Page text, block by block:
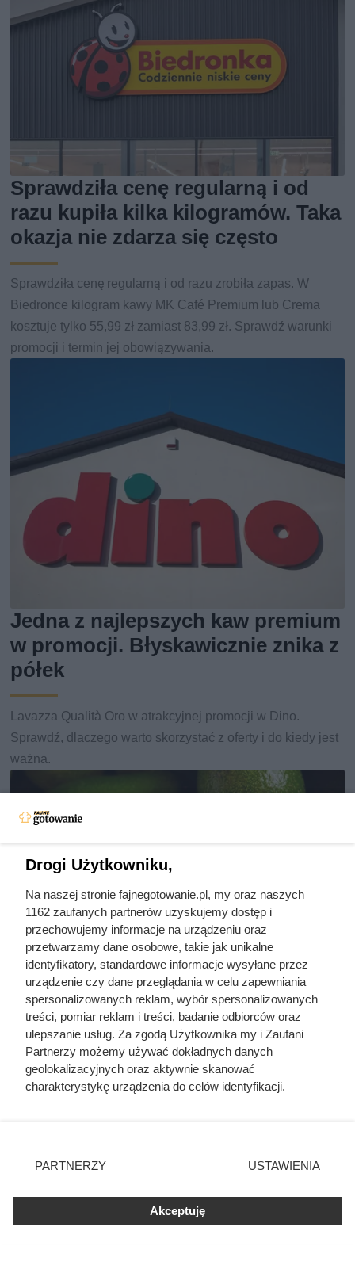
Sprawdziła cenę regularną i od
razu kupiła kilka kilogramów. Taka
okazja nie zdarza się często
Sprawdziła cenę regularną i od razu zrobiła zapas. W
Biedronce kilogram kawy MK Café Premium lub Crema
kosztuje tylko 55,99 zł zamiast 83,99 zł. Sprawdź warunki
promocji i termin jej obowiązywania.
Jedna z najlepszych kaw premium
w promocji. Błyskawicznie znika z
półek
Lavazza Qualità Oro w atrakcyjnej promocji w Dino.
Sprawdź, dlaczego warto skorzystać z oferty i do kiedy jest
ważna.
Uwaga na toksyczną persinę! Ten
popularny owoc może być
śmiertelnie groźny dla Twojego
Awokado: zdrowy tłuszcz czy kaloryczna pułapka?
Sprawdź, czy warto jeść je na diecie, jakie ma wartości i jak
je włączyć do menu.
Drogi Użytkowniku,
Na naszej stronie fajnegotowanie.pl, my oraz naszych
1162 zaufanych partnerów uzyskujemy dostęp i
przechowujemy informacje na urządzeniu oraz
przetwarzamy dane osobowe, takie jak unikalne
identyfikatory, standardowe informacje wysyłane przez
urządzenie czy dane przeglądania w celu zapewniania
spersonalizowanych reklam, wybór spersonalizowanych
treści, pomiar reklam i treści, badanie odbiorców oraz
ulepszanie usług. Za zgodą Użytkownika my i Zaufani
Partnerzy możemy używać dokładnych danych
geolokalizacyjnych oraz aktywnie skanować
charakterystykę urządzenia do celów identyfikacji.
zmienić/wycofać klikając przycisk ustawień prywatności
znajdujący się w lewym dolnym rogu strony
rodzaje przetwarzania danych nie wymagają zgody
użytkownika, ale masz prawo sprzeciwić się takiemu
przetwarzaniu. Preferencje będą miały zastosowania tylko
PARTNERZY USTAWIENIA
Akceptuję